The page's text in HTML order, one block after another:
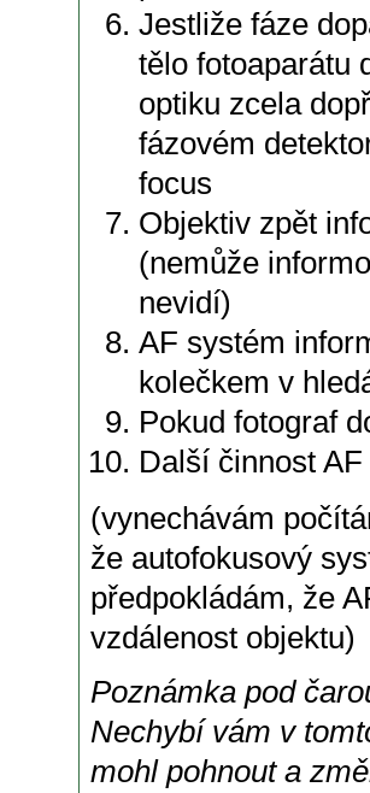
Jestliže fáze
tělo fotoaparátu
optiku zcela
fázovém
focus
Objektiv zpět
(nemůže
nevidí)
AF systém
kolečkem v
Pokud fotograf
Další činnost
(vynechávám
že autofokusový
předpokládám, že
vzdálenost objektu)
Poznámka pod
Nechybí vám v
mohl pohnout a